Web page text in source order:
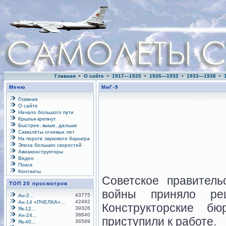
Главная • О сайте • 1917—1925 • 1926—1932 • 1933—1938 •
Меню
Главная
О сайте
Начало большого пути
Крылья крепнут
Быстрее, выше, дальше
Самолёты огневых лет
На пороге звукового барьера
Эпоха больших скоростей
Авиаконструкторы
Видео
Поиск
Контакты
ТОП 20 просмотров
Ан-2...
43775
Ан-14 «ПЧЕЛКА»...
42492
Як-12...
39326
Ан-24...
38840
Як-40...
36589
МиГ-9
Советское
войны приняло
Конструкторские
приступили к работе.